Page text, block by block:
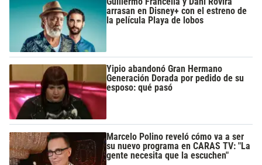
arrasan en Disney+ con el estreno de
la película Playa de lobos
Yipio abandonó Gran Hermano
Generación Dorada por pedido de su
esposo: qué pasó
Marcelo Polino reveló cómo va a ser
su nuevo programa en CARAS TV: "La
gente necesita que la escuchen"